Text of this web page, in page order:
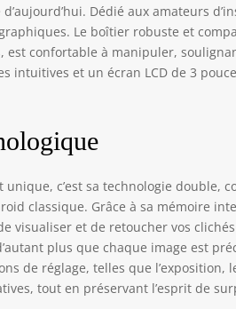
Dédié aux amateurs
Le boîtier robuste et
est confortable à manipuler,
intuitives et un écran LCD de 3
unique, c’est sa technologie double,
classique. Grâce à sa mémoire
visualiser et de retoucher vos
plus que chaque image est
de réglage, telles que
tout en préservant l’esprit de